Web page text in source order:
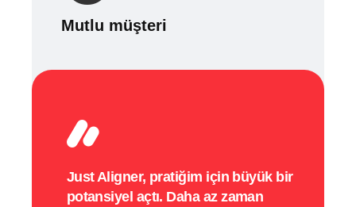
Just Aligner, pratiğim için büyük bir
potansiyel açtı. Daha az zaman
Mutlu müşteri